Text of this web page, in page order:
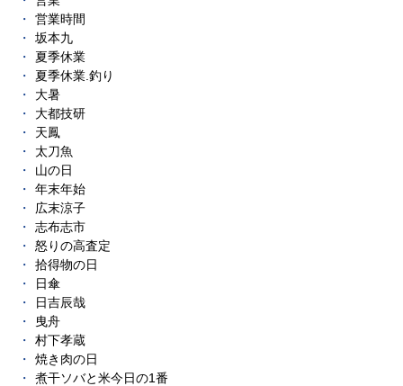
営業時間
坂本九
夏季休業
夏季休業.釣り
大暑
大都技研
天鳳
太刀魚
山の日
年末年始
広末涼子
志布志市
怒りの高査定
拾得物の日
日傘
日吉辰哉
曳舟
村下孝蔵
焼き肉の日
煮干ソバと米今日の1番